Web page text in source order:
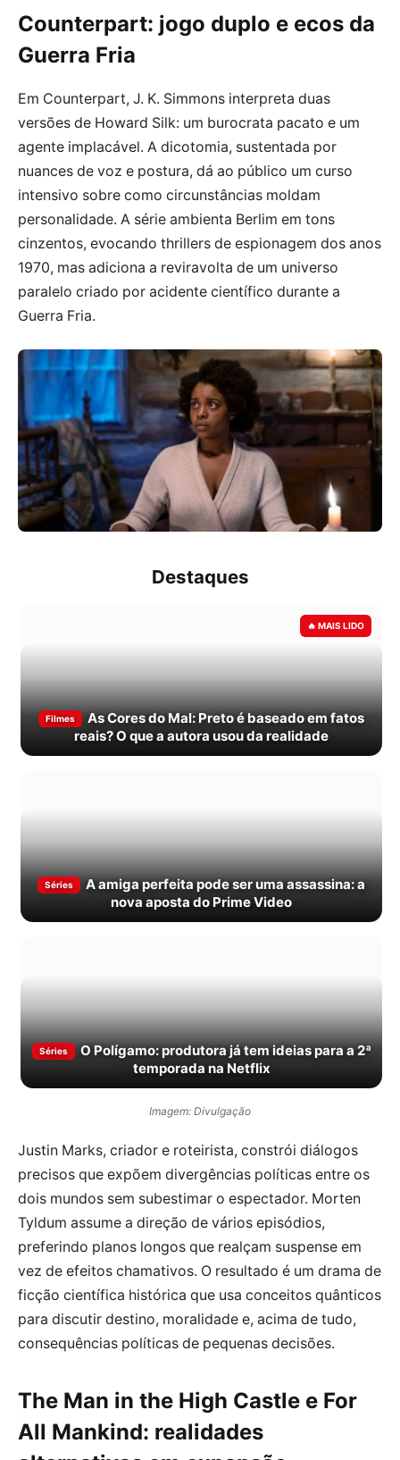
Counterpart: jogo duplo e ecos da
Guerra Fria
Em Counterpart, J. K. Simmons interpreta duas
versões de Howard Silk: um burocrata pacato e um
agente implacável. A dicotomia, sustentada por
nuances de voz e postura, dá ao público um curso
intensivo sobre como circunstâncias moldam
personalidade. A série ambienta Berlim em tons
cinzentos, evocando thrillers de espionagem dos anos
1970, mas adiciona a reviravolta de um universo
paralelo criado por acidente científico durante a
Guerra Fria.
Destaques
Filmes
As Cores do Mal: Preto é baseado em fatos
reais? O que a autora usou da realidade
Séries
A amiga perfeita pode ser uma assassina: a
nova aposta do Prime Video
Séries
O Polígamo: produtora já tem ideias para a 2ª
temporada na Netflix
Imagem: Divulgação
Justin Marks, criador e roteirista, constrói diálogos
precisos que expõem divergências políticas entre os
dois mundos sem subestimar o espectador. Morten
Tyldum assume a direção de vários episódios,
preferindo planos longos que realçam suspense em
vez de efeitos chamativos. O resultado é um drama de
ficção científica histórica que usa conceitos quânticos
para discutir destino, moralidade e, acima de tudo,
consequências políticas de pequenas decisões.
The Man in the High Castle e For
All Mankind: realidades